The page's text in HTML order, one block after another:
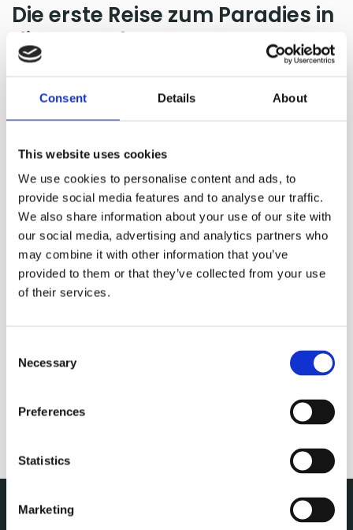
Consent Details About
This website uses cookies
We use cookies to personalise content and ads, to
provide social media features and to analyse our traffic.
We also share information about your use of our site with
our social media, advertising and analytics partners who
may combine it with other information that you’ve
provided to them or that they’ve collected from your use
of their services.
Selection
Necessary
Preferences
Statistics
Marketing
Die erste Reise zum Paradies in
diesem Jahr
schiffes eingelegt und sind mit einigen Gripværinger zum
Osterurlaub nach Grip gefahren.
Prost Sindre Stabell Kulø überprüfte das Heiligste in der Grip
der diesjährigen Saison.
Wir freuen uns auf den Start der Saison 2023!
Die erste offizielle Reise nach Grip des Jahres findet am 19.
Mai 2023 statt.
TICKETVERKAUF beginnt am 19. April 2023!
Wir wünschen allen ein frohes Osterfest, ob auf dem
0